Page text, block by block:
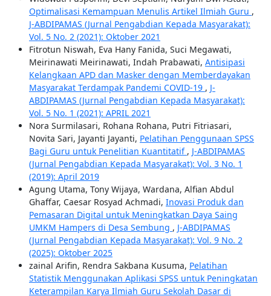
Optimalisasi Kemampuan Menulis Artikel Ilmiah Guru ,
J-ABDIPAMAS (Jurnal Pengabdian Kepada Masyarakat):
Vol. 5 No. 2 (2021): Oktober 2021
Fitrotun Niswah, Eva Hany Fanida, Suci Megawati,
Meirinawati Meirinawati, Indah Prabawati, Antisipasi
Kelangkaan APD dan Masker dengan Memberdayakan
Masyarakat Terdampak Pandemi COVID-19 , J-
ABDIPAMAS (Jurnal Pengabdian Kepada Masyarakat):
Vol. 5 No. 1 (2021): APRIL 2021
Nora Surmilasari, Rohana Rohana, Putri Fitriasari,
Novita Sari, Jayanti Jayanti, Pelatihan Penggunaan SPSS
Bagi Guru untuk Penelitian Kuantitatif , J-ABDIPAMAS
(Jurnal Pengabdian Kepada Masyarakat): Vol. 3 No. 1
(2019): April 2019
Agung Utama, Tony Wijaya, Wardana, Alfian Abdul
Ghaffar, Caesar Rosyad Achmadi, Inovasi Produk dan
Pemasaran Digital untuk Meningkatkan Daya Saing
UMKM Hampers di Desa Sembung , J-ABDIPAMAS
(Jurnal Pengabdian Kepada Masyarakat): Vol. 9 No. 2
(2025): Oktober 2025
zainal Arifin, Rendra Sakbana Kusuma, Pelatihan
Statistik Menggunakan Aplikasi SPSS untuk Peningkatan
Keterampilan Karya Ilmiah Guru Sekolah Dasar di